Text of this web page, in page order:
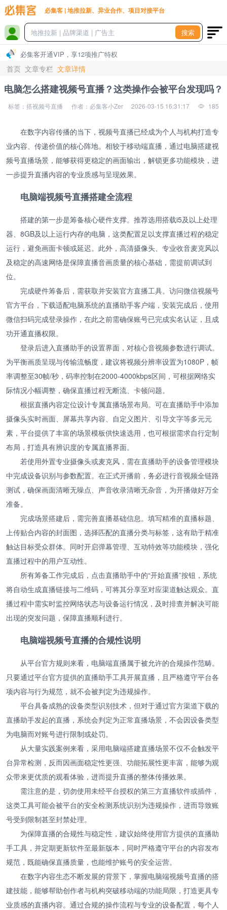
必集客 | 地推拉新、异业合作、项目对接平台
搜索
必集客开通VIP，享12项推广特权
首页 文章专栏 文章详情
电脑怎么搭建视频号直播？这类操作会被平台发现吗？
标签：搭视频号直播 作者：必集客小Zer 2026-03-15 16:31:17 185
在数字内容传播的当下，视频号直播已经成为个人与机构打造专
业内容、传递价值的核心阵地。相较于移动端直播，通过电脑搭建视
频号直播场景，能够获得更稳定的画面输出，解锁更多功能模块，进
一步提升直播内容的专业质感与呈现效果。
电脑端视频号直播搭建全流程
搭建的第一步是筹备核心硬件支撑。推荐选用搭载i5及以上处理
器、8GB及以上运行内存的电脑，这类配置足以支撑直播过程的稳定
运行，避免画面卡顿或延迟。此外，高清摄像头、专业收音麦克风以
及稳定的高速网络是保障直播音画质量的核心基础，需提前调试到
位。
完成硬件筹备后，需获取并安装官方直播工具。访问微信视频号
官方平台，下载适配电脑系统的直播助手客户端，安装完成后，使用
微信扫码完成登录操作，在此之前需确保账号已完成实名认证，且成
功开通直播权限。
登录后进入直播助手的设置界面，对核心音视频参数进行调试。
为平衡画质呈现与传输流畅度，建议将视频分辨率设置为1080P，帧
率调整至30帧/秒，码率控制在2000-4000kbps区间，可根据网络实
际情况小幅调整，确保直播过程无断流、卡顿问题。
根据直播内容定位设计专属直播场景布局。可在直播助手中添加
摄像头实时画面、屏幕共享内容、自定义图片、引导文字等多元元
素，平台提供了丰富的场景模板供快速选用，也可根据需求自行定制
布局，打造具有辨识度的专属直播界面。
若使用外置专业摄像头或麦克风，需在直播助手的设备管理模块
中完成设备识别与参数配置。在正式开播前，务必进行音视频全链路
测试，确保画面清晰无噪点、声音收录清晰无杂音，为开播做好万全
准备。
完成场景搭建后，需完善直播基础信息。填写精准的直播标题、
上传贴合内容的封面图，选择匹配的直播分类与标签，这有助于精准
触达目标受众群体。同时开启弹幕管理、互动特效等功能模块，强化
直播过程中的用户互动性。
所有筹备工作完成后，点击直播助手中的“开始直播”按钮，系统
将自动生成直播链接与二维码，可将其分享至对应渠道触达观众。直
播过程中需实时监控网络状态与设备运行情况，及时排查并解决可能
出现的突发问题，保障直播顺利进行。
电脑端视频号直播的合规性说明
从平台官方规则来看，电脑端直播属于被允许的合规操作范畴。
只要通过平台官方提供的直播助手工具开展直播，且严格遵守平台各
项内容与行为规范，就不会被判定为违规操作。
平台具备成熟的设备类型识别技术，但对于通过官方渠道下载的
直播助手发起的直播，系统会判定为正常直播场景，不会因设备类型
为电脑而对账号进行限制或处罚。
从大量实践案例来看，采用电脑端搭建直播场景不仅不会触发平
台异常检测，反而因画面稳定性更强、功能拓展性更丰富，能够为观
众带来更优质的观看体验，进而提升直播的整体传播效果。
需注意的是，切勿使用未经平台授权的第三方直播软件或插件，
这类工具可能会被平台的安全检测系统识别为违规操作，进而导致账
号受到限制甚至封禁处理。
为保障直播的合规性与稳定性，建议始终使用官方提供的直播助
手工具，并定期更新软件至最新版本，同时严格遵守平台的内容发布
规范，既能确保直播质量，也能维护账号的安全运营。
在数字内容生态不断发展的背景下，掌握电脑端视频号直播的搭
建技能，能够帮助创作者与机构突破移动端的功能局限，打造更具专
业质感的直播内容。通过合规的操作流程与专业的设备配置，每个人